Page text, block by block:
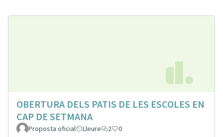
OBERTURA DELS PATIS DE LES ESCOLES EN
CAP DE SETMANA
Proposta oficial Lleure 2 0